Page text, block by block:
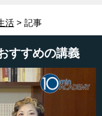
活 記事
すすめの講義